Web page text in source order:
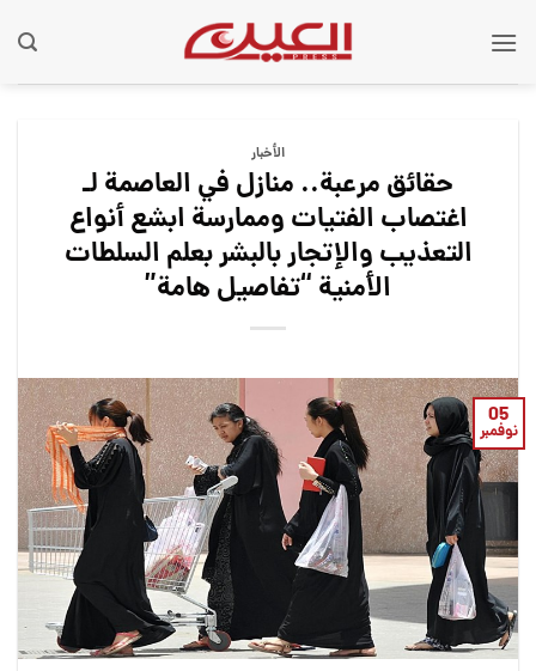
الأخبار
حقائق مرعبة.. منازل في العاصمة لـ
اغتصاب الفتيات وممارسة ابشع أنواع
التعذيب والإتجار بالبشر بعلم السلطات
الأمنية “تفاصيل هامة”
05
نوفمبر